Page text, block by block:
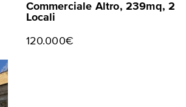
Commerciale Altro, 239mq, 2
Locali
120.000€